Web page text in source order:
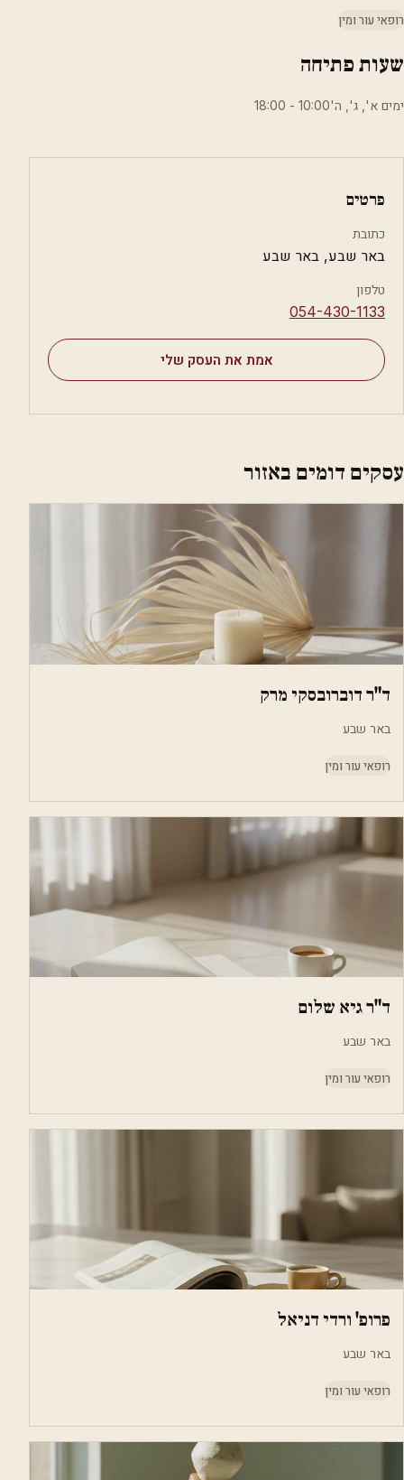
רופאי עור ומין
שעות פתיחה
ימים א', ג', ה'10:00 - 18:00
פרטים
כתובת
באר שבע, באר שבע
טלפון
⁦054-430-1133⁩
אמת את העסק שלי
עסקים דומים באזור
ד"ר דוברובסקי מרק
באר שבע
רופאי עור ומין
ד"ר גיא שלום
באר שבע
רופאי עור ומין
פרופ' ורדי דניאל
באר שבע
רופאי עור ומין